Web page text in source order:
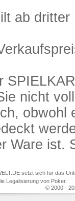
ab dritter
nicht
obwohl
Ware ist.
setzt sich für das
Legalisierung von Poker.
© 2000 -